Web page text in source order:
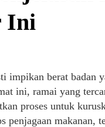
Ini
impikan berat badan
ini, ramai yang
proses untuk
penjagaan makanan,